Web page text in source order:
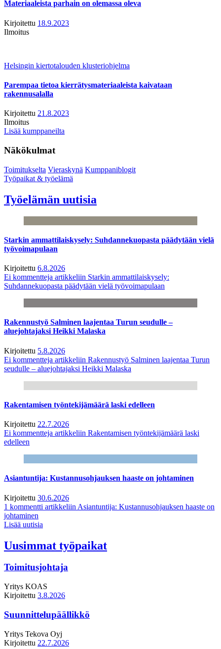
Materiaaleista parhain on olemassa oleva
Kirjoitettu 18.9.2023
Ilmoitus
Helsingin kiertotalouden klusteriohjelma
Parempaa tietoa kierrätysmateriaaleista kaivataan
rakennusalalla
Kirjoitettu 21.8.2023
Ilmoitus
Lisää kumppaneilta
Näkökulmat
Toimitukselta Vieraskynä Kumppaniblogit
Työpaikat & työelämä
Työelämän uutisia
Starkin ammattilaiskysely: Suhdannekuopasta päädytään vielä
työvoimapulaan
Kirjoitettu 6.8.2026
Ei kommentteja artikkeliin Starkin ammattilaiskysely:
Suhdannekuopasta päädytään vielä työvoimapulaan
Rakennustyö Salminen laajentaa Turun seudulle –
aluejohtajaksi Heikki Malaska
Kirjoitettu 5.8.2026
Ei kommentteja artikkeliin Rakennustyö Salminen laajentaa Turun
seudulle – aluejohtajaksi Heikki Malaska
Rakentamisen työntekijämäärä laski edelleen
Kirjoitettu 22.7.2026
Ei kommentteja artikkeliin Rakentamisen työntekijämäärä laski
edelleen
Asiantuntija: Kustannusohjauksen haaste on johtaminen
Kirjoitettu 30.6.2026
1 kommentti artikkeliin Asiantuntija: Kustannusohjauksen haaste on
johtaminen
Lisää uutisia
Uusimmat työpaikat
Toimitusjohtaja
Yritys KOAS
Kirjoitettu 3.8.2026
Suunnittelupäällikkö
Yritys Tekova Oyj
Kirjoitettu 22.7.2026